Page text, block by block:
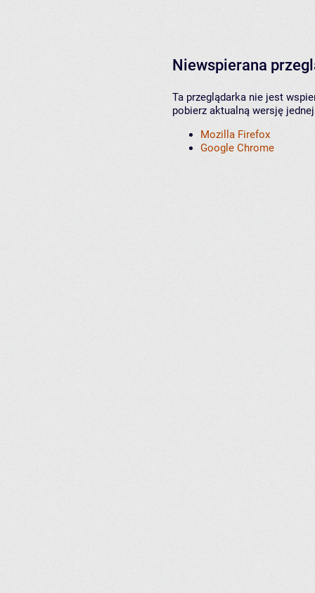
Niewspierana
Ta przeglądarka nie jest
pobierz aktualną wersję
Mozilla Firefox
Google Chrome